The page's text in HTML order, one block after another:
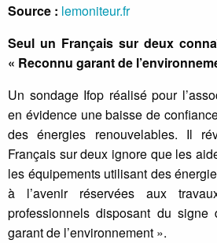
Source : lemoniteur.fr
Seul un Français sur deux
« Reconnu garant de
Un sondage Ifop réalisé pour
en évidence une baisse de
des énergies renouvelables. Il
Français sur deux ignore que les
les équipements utilisant des
à l’avenir réservées aux
professionnels disposant du
garant de l’environnement ».